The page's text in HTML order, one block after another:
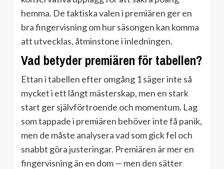
hemma. De taktiska valen i premiären ger en
bra fingervisning om hur säsongen kan komma
att utvecklas, åtminstone i inledningen.
Vad betyder premiären för tabellen?
Ettan i tabellen efter omgång 1 säger inte så
mycket i ett långt mästerskap, men en stark
start ger självförtroende och momentum. Lag
som tappade i premiären behöver inte få panik,
men de måste analysera vad som gick fel och
snabbt göra justeringar. Premiären är mer en
fingervisning än en dom — men den sätter